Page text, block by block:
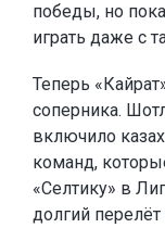
победы, но
играть даже с
Теперь
соперника.
включило
команд,
«Селтику» в
долгий перелёт